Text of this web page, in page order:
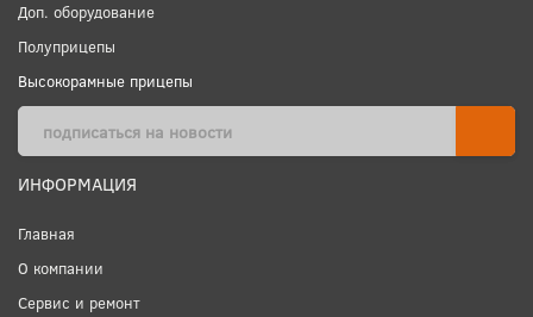
Доп. оборудование
Полуприцепы
Высокорамные прицепы
ИНФОРМАЦИЯ
Главная
О компании
Сервис и ремонт